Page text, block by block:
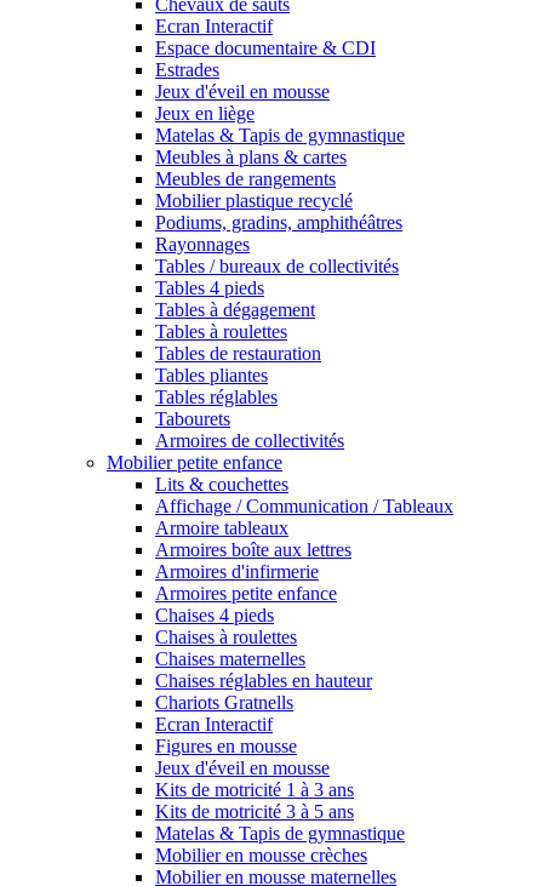
Chevaux de sauts
Ecran Interactif
Espace documentaire & CDI
Estrades
Jeux d'éveil en mousse
Jeux en liège
Matelas & Tapis de gymnastique
Meubles à plans & cartes
Meubles de rangements
Mobilier plastique recyclé
Podiums, gradins, amphithéâtres
Rayonnages
Tables / bureaux de collectivités
Tables 4 pieds
Tables à dégagement
Tables à roulettes
Tables de restauration
Tables pliantes
Tables réglables
Tabourets
Armoires de collectivités
Mobilier petite enfance
Lits & couchettes
Affichage / Communication / Tableaux
Armoire tableaux
Armoires boîte aux lettres
Armoires d'infirmerie
Armoires petite enfance
Chaises 4 pieds
Chaises à roulettes
Chaises maternelles
Chaises réglables en hauteur
Chariots Gratnells
Ecran Interactif
Figures en mousse
Jeux d'éveil en mousse
Kits de motricité 1 à 3 ans
Kits de motricité 3 à 5 ans
Matelas & Tapis de gymnastique
Mobilier en mousse crèches
Mobilier en mousse maternelles